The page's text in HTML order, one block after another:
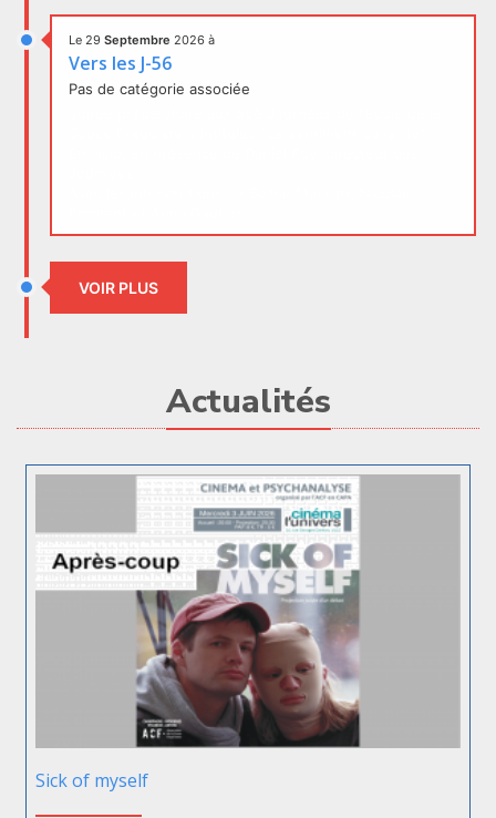
Le 29Septembre 2026à
Vers les J-56
Pas de catégorie associée
VOIR PLUS
Actualités
Sick of myself